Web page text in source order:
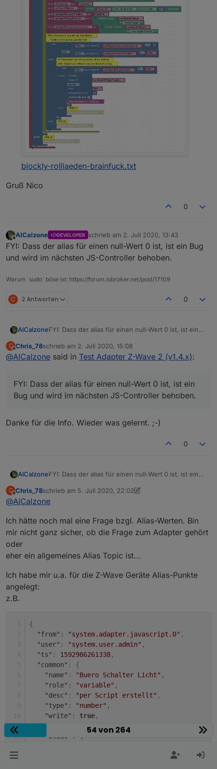
blockly-rolllaeden-brainfuck.txt
Gruß Nico
0
Offline
AlCalzone DEVELOPER schrieb am 2. Juli 2020, 13:43
zuletzt editiert von
FYI: Dass der alias für einen null-Wert 0 ist, ist ein Bug
und wird im nächsten JS-Controller behoben.
Warum `sudo` böse ist: https://forum.iobroker.net/post/17109
C 2 Antworten 0
AlCalzoneFYI: Dass der alias für einen null-Wert 0 ist, ist ein
C
Offline
Chris_78schrieb am 2. Juli 2020, 15:08
zuletzt editiert von
@AlCalzone said in Test Adapter Z-Wave 2 (v1.4.x):
FYI: Dass der alias für einen null-Wert 0 ist, ist ein
Bug und wird im nächsten JS-Controller behoben.
Danke für die Info. Wieder was gelernt. ;-)
0
AlCalzoneFYI: Dass der alias für einen null-Wert 0 ist, ist ein
C
Offline
Chris_78schrieb am 5. Juli 2020, 22:02
zuletzt editiert von Chris_787. Juni 2020, 00:05
@AlCalzone
Ich hätte noch mal eine Frage bzgl. Alias-Werten. Bin
mir nicht ganz sicher, ob die Frage zum Adapter gehört
oder
eher ein allgemeines Alias Topic ist...
Ich habe mir u.a. für die Z-Wave Geräte Alias-Punkte
angelegt:
z.B.
{
"from" : "system.adapter.javascript.0" ,
"user" : "system.user.admin" ,
"ts" : 1592986261338,
"common" :
{
"name" : "Buero Schalter Licht" ,
"role" : "variable" ,
"desc" : "per Script erstellt" ,
"type" : "number" ,
"write" : true,
"read"
true ,
"alias"
:
{
54 von 264